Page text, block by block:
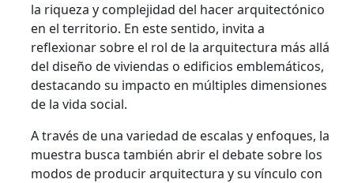
la riqueza y complejidad del hacer arquitectónico
en el territorio. En este sentido, invita a
reflexionar sobre el rol de la arquitectura más allá
del diseño de viviendas o edificios emblemáticos,
destacando su impacto en múltiples dimensiones
de la vida social.
A través de una variedad de escalas y enfoques, la
muestra busca también abrir el debate sobre los
modos de producir arquitectura y su vínculo con